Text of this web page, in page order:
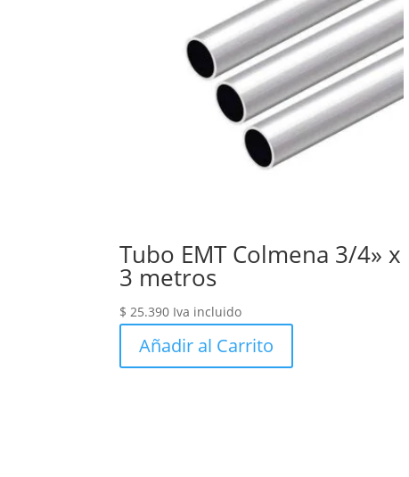
Tubo EMT Colmena 3/4» x
3 metros
$ 25.390 Iva incluido
Añadir al Carrito